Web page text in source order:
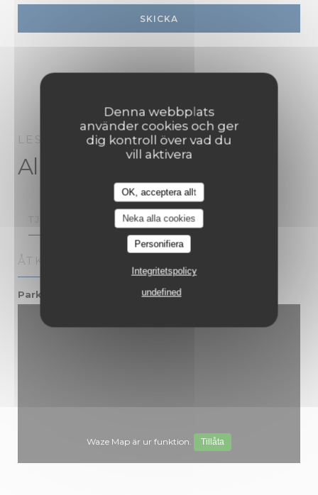
Denna webbplats
använder cookies och ger
dig kontroll över vad du
vill aktivera
OK, acceptera allt
Neka alla cookies
Personifiera
Integritetspolicy
undefined
LES MICHELS RESTAURANTPEYNIER
Allmän information
TJÄNSTER
ÅTKOMST
Parkering GRATUIT - 40 PLACES
Waze Map är ur funktion. Tillåta